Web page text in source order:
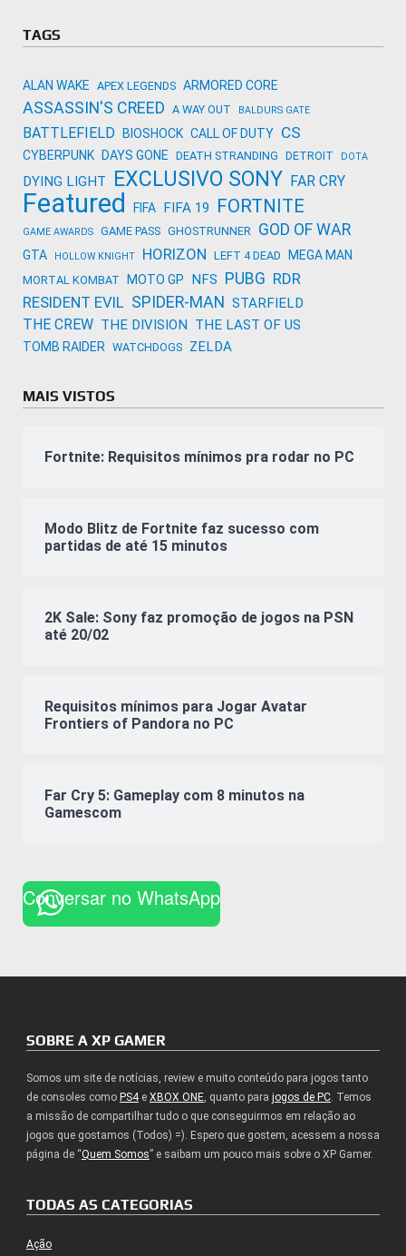
TAGS
ALAN WAKE APEX LEGENDS ARMORED CORE
ASSASSIN'S CREED A WAY OUT BALDURS GATE
BATTLEFIELD BIOSHOCK CALL OF DUTY CS
CYBERPUNK DAYS GONE DEATH STRANDING DETROIT DOTA
DYING LIGHT EXCLUSIVO SONY FAR CRY
Featured FIFA FIFA 19 FORTNITE
GAME AWARDS GAME PASS GHOSTRUNNER GOD OF WAR
GTA HOLLOW KNIGHT HORIZON LEFT 4 DEAD MEGA MAN
MORTAL KOMBAT MOTO GP NFS PUBG RDR
RESIDENT EVIL SPIDER-MAN STARFIELD
THE CREW THE DIVISION THE LAST OF US
TOMB RAIDER WATCHDOGS ZELDA
MAIS VISTOS
Fortnite: Requisitos mínimos pra rodar no PC
Modo Blitz de Fortnite faz sucesso com
partidas de até 15 minutos
2K Sale: Sony faz promoção de jogos na PSN
até 20/02
Requisitos mínimos para Jogar Avatar
Frontiers of Pandora no PC
Far Cry 5: Gameplay com 8 minutos na
Gamescom
Conversar no WhatsApp
SOBRE A XP GAMER
Somos um site de notícias, review e muito conteúdo para jogos tanto
de consoles como PS4e XBOX ONE, quanto para jogos de PC. Temos
a missão de compartilhar tudo o que conseguirmos em relação ao
jogos que gostamos (Todos) =). Espero que gostem, acessem a nossa
página de “Quem Somos” e saibam um pouco mais sobre o XP Gamer.
TODAS AS CATEGORIAS
Ação